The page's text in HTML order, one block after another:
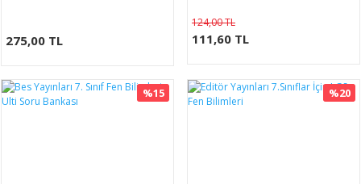
275,00 TL
124,00 TL
111,60 TL
%15 %20